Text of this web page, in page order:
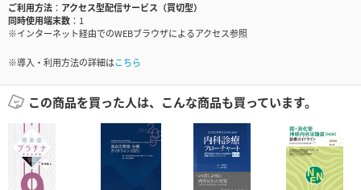
ご利用方法
アクセス型配信サービス（買切型）
同時使用端末数
1
※インターネット経由でのWEBブラウザによるアクセス参照
※導入・利用方法の詳細はこちら
この商品を買った人は、こんな商品も買っています。